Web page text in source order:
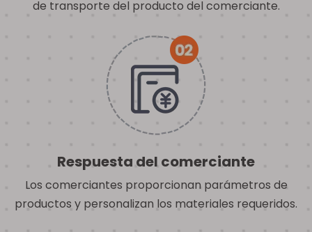
de transporte del producto del comerciante.
Respuesta del comerciante
Los comerciantes proporcionan parámetros de
productos y personalizan los materiales requeridos.